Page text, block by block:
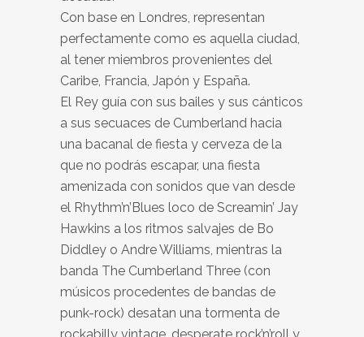
Con base en Londres, representan
perfectamente como es aquella ciudad,
al tener miembros provenientes del
Caribe, Francia, Japón y España.
El Rey guía con sus bailes y sus cánticos
a sus secuaces de Cumberland hacia
una bacanal de fiesta y cerveza de la
que no podrás escapar, una fiesta
amenizada con sonidos que van desde
el Rhythm’n’Blues loco de Screamin’ Jay
Hawkins a los ritmos salvajes de Bo
Diddley o Andre Williams, mientras la
banda The Cumberland Three (con
músicos procedentes de bandas de
punk-rock) desatan una tormenta de